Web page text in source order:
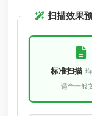
扫描效果
标准扫描
适合一般